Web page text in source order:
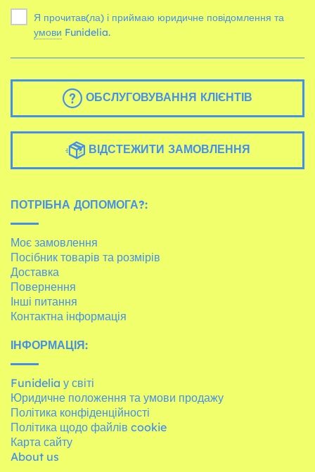
Я прочитав(ла) і приймаю юридичне повідомлення та
умови Funidelia.
ОБСЛУГОВУВАННЯ КЛІЄНТІВ
ВІДСТЕЖИТИ ЗАМОВЛЕННЯ
ПОТРІБНА ДОПОМОГА?:
Моє замовлення
Посібник товарів та розмірів
Доставка
Повернення
Інші питання
Контактна інформація
ІНФОРМАЦІЯ:
Funidelia у світі
Юридичне положення та умови продажу
Політика конфіденційності
Політика щодо файлів cookie
Карта сайту
About us